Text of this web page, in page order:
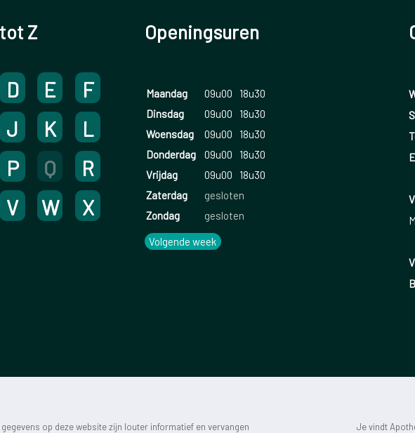
Z
D E
F
J K
L
P Q
R
V W
X
Openingsuren
Maandag 09u00
18u30
Dinsdag
09u00
18u30
Woensdag
09u00
18u30
Donderdag
09u00
18u30
Vrijdag
09u00
18u30
Zaterdag
gesloten
Zondag
gesloten
Volgende week
gegevens op deze website zijn louter informatief en vervangen
Je vindt